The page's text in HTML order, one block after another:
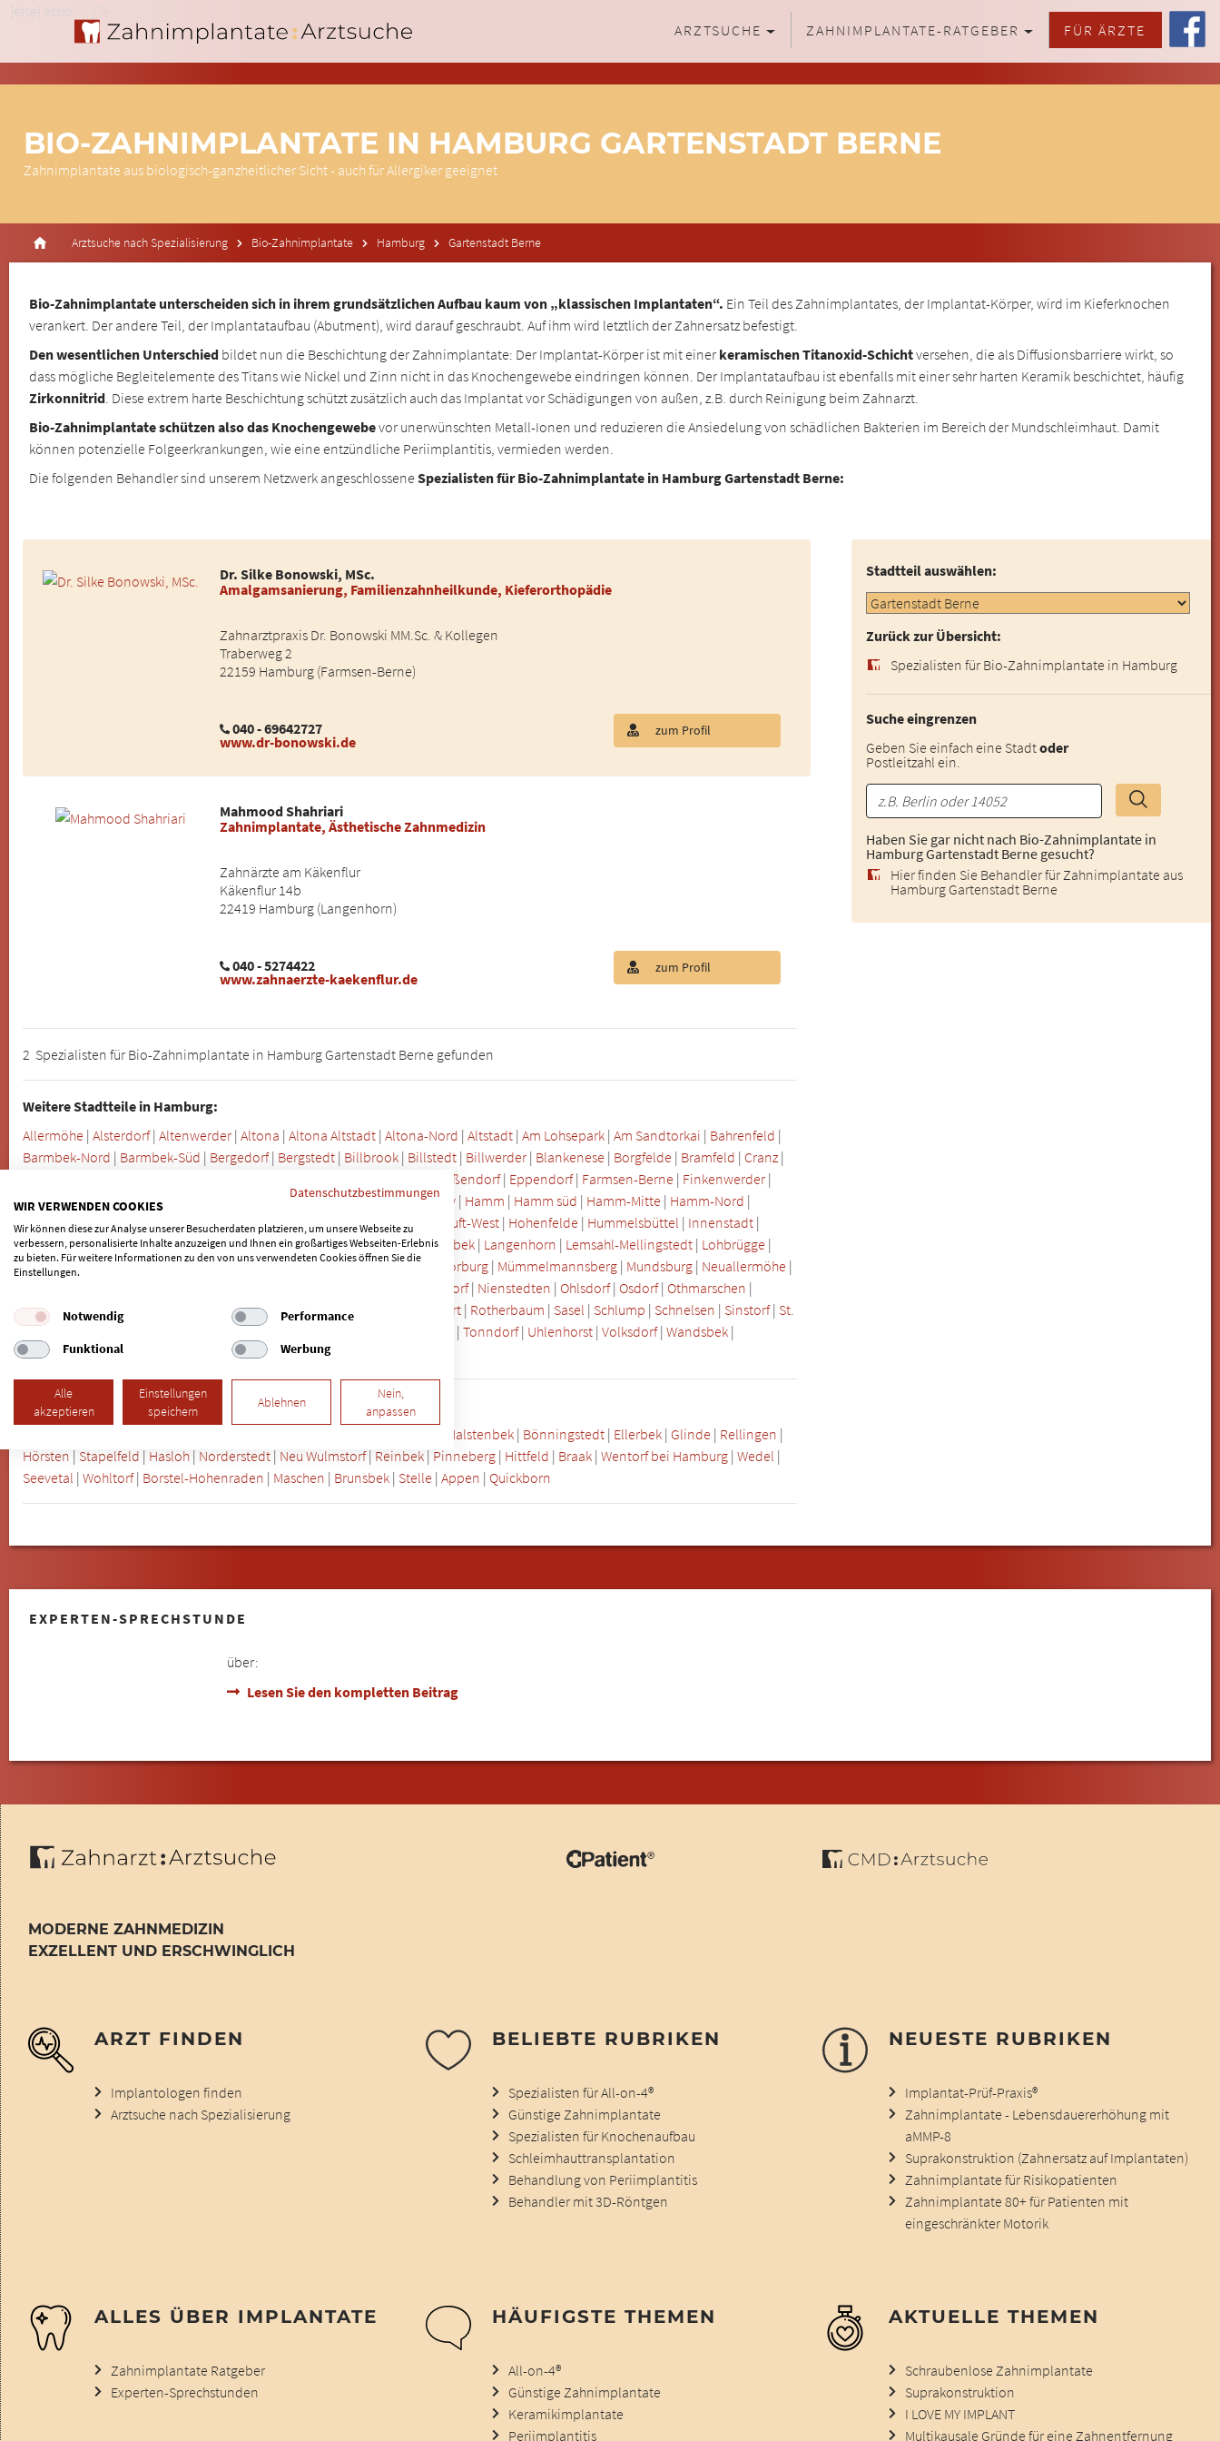
'; }else{ echo '
'; } ?>
ARZTSUCHE
ZAHNIMPLANTATE-RATGEBER FÜR ÄRZTE
BIO-ZAHNIMPLANTATE IN HAMBURG GARTENSTADT BERNE
Zahnimplantate aus biologisch-ganzheitlicher Sicht - auch für Allergiker geeignet
Arztsuche nach Spezialisierung Bio-Zahnimplantate Hamburg Gartenstadt Berne
Bio-Zahnimplantate unterscheiden sich in ihrem grundsätzlichen Aufbau kaum von „klassischen Implantaten“. Ein Teil des Zahnimplantates, der Implantat-Körper, wird im Kieferknochen
verankert. Der andere Teil, der Implantataufbau (Abutment), wird darauf geschraubt. Auf ihm wird letztlich der Zahnersatz befestigt.
Den wesentlichen Unterschied bildet nun die Beschichtung der Zahnimplantate: Der Implantat-Körper ist mit einer keramischen Titanoxid-Schichtversehen, die als Diffusionsbarriere wirkt, so
dass mögliche Begleitelemente des Titans wie Nickel und Zinn nicht in das Knochengewebe eindringen können. Der Implantataufbau ist ebenfalls mit einer sehr harten Keramik beschichtet, häufig
Zirkonnitrid . Diese extrem harte Beschichtung schützt zusätzlich auch das Implantat vor Schädigungen von außen, z.B. durch Reinigung beim Zahnarzt.
Bio-Zahnimplantate schützen also das Knochengewebevor unerwünschten Metall-Ionen und reduzieren die Ansiedelung von schädlichen Bakterien im Bereich der Mundschleimhaut. Damit
können potenzielle Folgeerkrankungen, wie eine entzündliche Periimplantitis, vermieden werden.
Die folgenden Behandler sind unserem Netzwerk angeschlosseneSpezialisten für Bio-Zahnimplantate in Hamburg Gartenstadt Berne:
Stadtteil auswählen:
Zurück zur Übersicht:
Spezialisten für Bio-Zahnimplantate in Hamburg
Suche eingrenzen
Geben Sie einfach eine Stadtoder
Postleitzahl ein.
Haben Sie gar nicht nach Bio-Zahnimplantate in
Hamburg Gartenstadt Berne gesucht?
Hier finden Sie Behandler für Zahnimplantate aus
Hamburg Gartenstadt Berne
Dr. Silke Bonowski, MSc.
Amalgamsanierung, Familienzahnheilkunde, Kieferorthopädie
Zahnarztpraxis Dr. Bonowski MM.Sc. & Kollegen
Traberweg 2
22159 Hamburg (Farmsen-Berne)
040 - 69642727
www.dr-bonowski.de
zum Profil
Mahmood Shahriari
Zahnimplantate, Ästhetische Zahnmedizin
Zahnärzte am Käkenflur
Käkenflur 14b
22419 Hamburg (Langenhorn)
040 - 5274422
www.zahnaerzte-kaekenflur.de
zum Profil
2 Spezialisten für Bio-Zahnimplantate in Hamburg Gartenstadt Berne gefunden
Weitere Stadtteile in Hamburg:
Allermöhe |Alsterdorf|Altenwerder |Altona |Altona Altstadt |Altona-Nord |Altstadt |Am Lohsepark |Am Sandtorkai | Bahrenfeld |
Barmbek-Nord | Barmbek-Süd | Bergedorf| Bergstedt | Billbrook | Billstedt | Billwerder | Blankenese | Borgfelde | Bramfeld | Cranz |
Eißendorf| Eppendorf| Farmsen-Berne | Finkenwerder |
Francop|Fuhlsbüttel|Groß Flottbek Groß-Borstel|Gut-Moor|Hafencity | Hamm | Hamm süd | Hamm-Mitte | Hamm-Nord |
Harvestehude
|Hasselbrook| Hausbruch | Heimfeld Hoheluft-Ost Hoheluft-West | Hohenfelde | Hummelsbüttel | Innenstadt |
Iserbrook|Jarrestadt|Jenfeld|Karolinenviertel|Klein Flottbek|Langenbek | Langenhorn | Lemsahl-Mellingstedt | Lohbrügge |
Lokstedt|Lurup|Marienthal|Marmstorf|Mechelnbusch|Meiendorf Moorburg | Mümmelmannsberg | Mundsburg | Neuallermöhe |
Niendorf| Nienstedten | Ohlsdorf| Osdorf| Othmarschen |
Ottensen | Poppenbüttel Rahlstedt|Rissen| Rönneburg Rothenburgsort | Rotherbaum | Sasel | Schlump | Schnelsen | Sinstorf| St.
Georg
Stellingen| |Tonndorf| Uhlenhorst |Volksdorf|Wandsbek |
Wellingsbüttel|Wilstorf Winterhude| Wohldorf-Ohlstedt
Weitere Städte im Umkreis von Hamburg:
Halstenbek | Bönningstedt | Ellerbek | Glinde | Rellingen |
Hörsten | Stapelfeld | Hasloh | Norderstedt | Neu Wulmstorf| Reinbek | Pinneberg | Hittfeld | Braak |Wentorf bei Hamburg |Wedel |
Seevetal |Wohltorf| Borstel-Hohenraden | Maschen | Brunsbek | Stelle |Appen | Quickborn
EXPERTEN-SPRECHSTUNDE
über:
Lesen Sie den kompletten Beitrag
MODERNE ZAHNMEDIZIN
EXZELLENT UND ERSCHWINGLICH
ARZT FINDEN
Implantologen finden
Arztsuche nach Spezialisierung
BELIEBTE RUBRIKEN
Spezialisten für All-on-4®
Günstige Zahnimplantate
Spezialisten für Knochenaufbau
Schleimhauttransplantation
Behandlung von Periimplantitis
Behandler mit 3D-Röntgen
NEUESTE RUBRIKEN
Implantat-Prüf-Praxis®
Zahnimplantate - Lebensdauererhöhung mit
aMMP-8
Suprakonstruktion (Zahnersatz auf Implantaten)
Zahnimplantate für Risikopatienten
Zahnimplantate 80+ für Patienten mit
eingeschränkter Motorik
ALLES ÜBER IMPLANTATE
Zahnimplantate Ratgeber
Experten-Sprechstunden
HÄUFIGSTE THEMEN
All-on-4®
Günstige Zahnimplantate
Keramikimplantate
Periimplantitis
AKTUELLE THEMEN
Schraubenlose Zahnimplantate
Suprakonstruktion
I LOVE MY IMPLANT
Multikausale Gründe für eine Zahnentfernung
Datenschutzbestimmungen
WIR VERWENDEN COOKIES
Wir können diese zur Analyse unserer Besucherdaten platzieren, um unsere Webseite zu
verbessern, personalisierte Inhalte anzuzeigen und Ihnen ein großartiges Webseiten-Erlebnis
zu bieten. Für weitere Informationen zu den von uns verwendeten Cookies öffnen Sie die
Einstellungen.
Notwendig
Performance
Funktional
Werbung
Alle
akzeptieren
Einstellungen
speichern
Ablehnen
Nein,
anpassen